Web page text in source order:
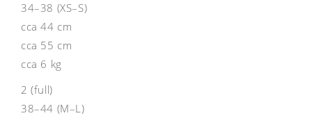
34–38 (XS–S)
cca 44 cm
cca 55 cm
cca 6 kg
2 (full)
38–44 (M–L)